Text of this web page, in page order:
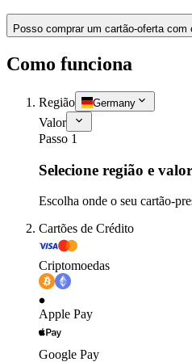
Posso comprar um cartão-oferta
Como funciona
Região Germany
Valor
Passo 1
Selecione região e valor
Escolha onde o seu cartão-
Cartões de Crédito
Criptomoedas
Apple Pay
Google Pay